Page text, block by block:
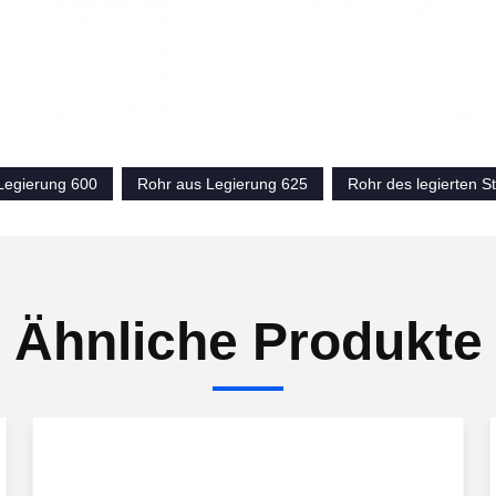
600
Rohr aus Legierung 625 Rohr des legierten
Ähnliche Produkte